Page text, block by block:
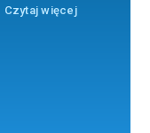
Czytaj więcej